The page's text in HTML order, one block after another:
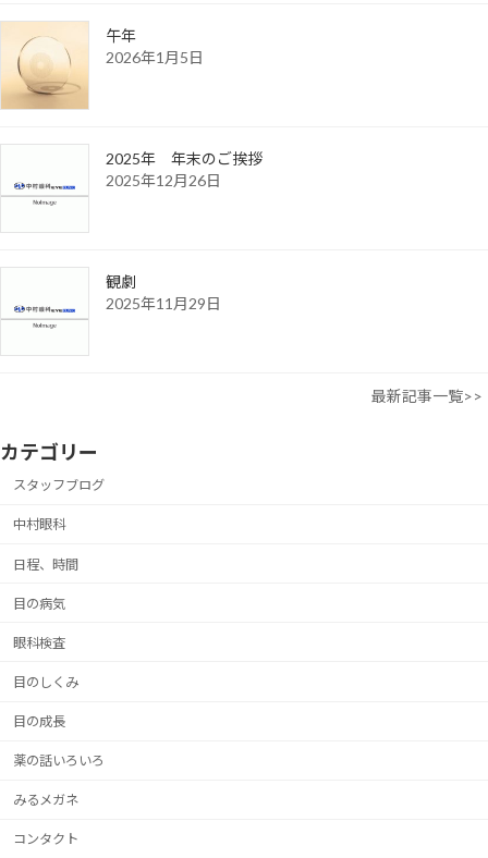
午年
2026年1月5日
2025年 年末のご挨拶
2025年12月26日
観劇
2025年11月29日
最新記事一覧>>
カテゴリー
スタッフブログ
中村眼科
日程、時間
目の病気
眼科検査
目のしくみ
目の成長
薬の話いろいろ
みるメガネ
コンタクト